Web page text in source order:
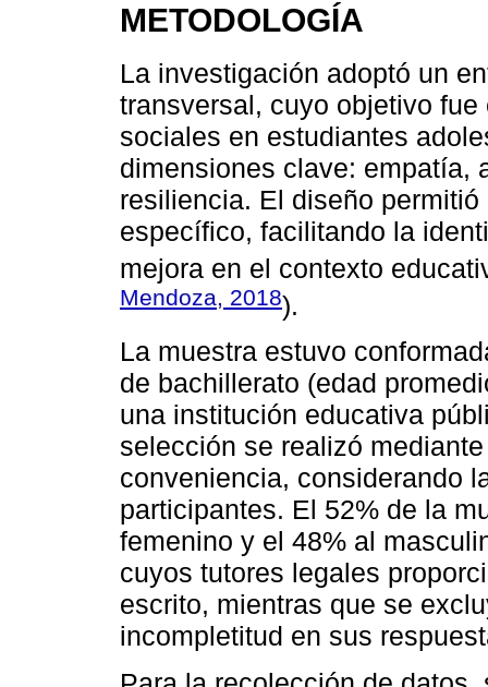
METODOLOGÍA
La investigación adoptó un
transversal, cuyo objetivo
sociales en estudiantes
dimensiones clave: empatía,
resiliencia. El diseño
específico, facilitando la
mejora en el contexto
Mendoza, 2018).
La muestra estuvo
de bachillerato (edad
una institución educativa
selección se realizó
conveniencia, considerando
participantes. El 52% de la
femenino y el 48% al
cuyos tutores legales
escrito, mientras que se
incompletitud en sus